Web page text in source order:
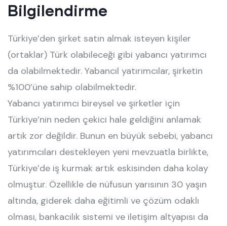
Bilgilendirme
Türkiye’den şirket satın almak isteyen kişiler
(ortaklar) Türk olabileceği gibi yabancı yatırımcı
da olabilmektedir. Yabancıl yatırımcılar, şirketin
%100’üne sahip olabilmektedir.
Yabancı yatırımcı bireysel ve şirketler için
Türkiye’nin neden çekici hale geldiğini anlamak
artık zor değildir. Bunun en büyük sebebi, yabancı
yatırımcıları destekleyen yeni mevzuatla birlikte,
Türkiye’de iş kurmak artık eskisinden daha kolay
olmuştur. Özellikle de nüfusun yarısının 30 yaşın
altında, giderek daha eğitimli ve çözüm odaklı
olması, bankacılık sistemi ve iletişim altyapısı da